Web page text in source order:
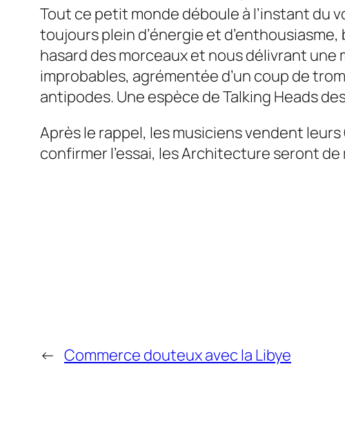
Tout ce petit monde déboule à l’instant du
toujours plein d’énergie et
hasard des morceaux et nous délivrant
improbables, agrémentée d’un coup de
antipodes. Une espèce deTalking Heads
Après le rappel, les musiciens vendent
confirmer l’essai, lesArchitecture seront de
← Commerce douteux avec la Libye